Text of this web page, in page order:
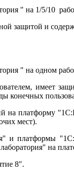
" на 1/5/10
защитой и
" на одном
имеет
конечных
на платформу
мест).
и платформы
на
8".